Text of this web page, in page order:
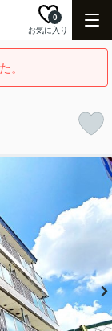
お気に入り
0
。